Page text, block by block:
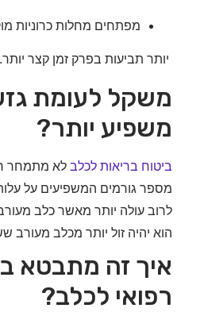
מפתחים מחלות כרוניות מוקדם יותר
תביעות בפרק זמן קצר יותר.
לעומת גזע,
יותר?
בריאות לכלבלא מתמחר רק את
גורמים המשפיעים על עלות
עולה יותר מאשר כלב מעורב אך יש
יהיה זול יותר מכלב מעורב ששוקל
זה מתבטא
לכלב?